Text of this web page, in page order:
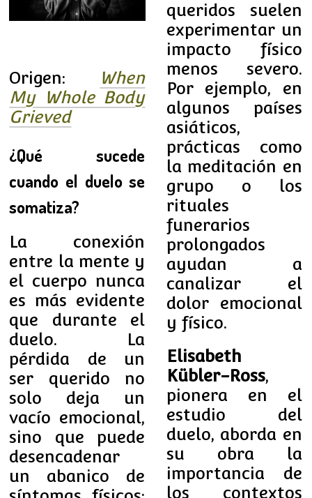
Origen:
When
My Whole Body
Grieved
¿Qué sucede
cuando el duelo se
somatiza?
La conexión
entre la mente y
el cuerpo nunca
es más evidente
que durante el
duelo. La
pérdida de un
ser querido no
solo deja un
vacío emocional,
sino que puede
desencadenar
un abanico de
queridos suelen
experimentar un
impacto físico
menos severo.
Por ejemplo, en
algunos países
asiáticos,
prácticas como
la meditación en
grupo o los
rituales
funerarios
prolongados
ayudan a
canalizar el
dolor emocional
y físico.
Elisabeth
Kübler-Ross,
pionera en el
estudio del
duelo, aborda en
su obra la
importancia de
los contextos